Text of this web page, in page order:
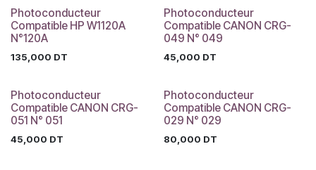
Photoconducteur
Compatible HP W1120A
N°120A
135,000 DT
Photoconducteur
Compatible CANON CRG-
049 N° 049
45,000 DT
Photoconducteur
Compatible CANON CRG-
051 N° 051
45,000 DT
Photoconducteur
Compatible CANON CRG-
029 N° 029
80,000 DT